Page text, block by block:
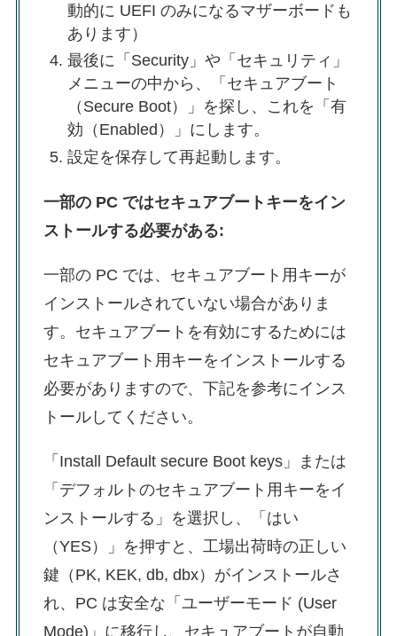
動的に UEFI のみになるマザーボードも
あります）
最後に「Security」や「セキュリティ」
メニューの中から、「セキュアブート
（Secure Boot）」を探し、これを「有
効（Enabled）」にします。
設定を保存して再起動します。
一部の PC ではセキュアブートキーをイン
ストールする必要がある:
一部の PC では、セキュアブート用キーが
インストールされていない場合がありま
す。セキュアブートを有効にするためには
セキュアブート用キーをインストールする
必要がありますので、下記を参考にインス
トールしてください。
「Install Default secure Boot keys」または
「デフォルトのセキュアブート用キーをイ
ンストールする」を選択し、「はい
（YES）」を押すと、工場出荷時の正しい
鍵（PK, KEK, db, dbx）がインストールさ
れ、PC は安全な「ユーザーモード (User
Mode)」に移行し、セキュアブートが自動